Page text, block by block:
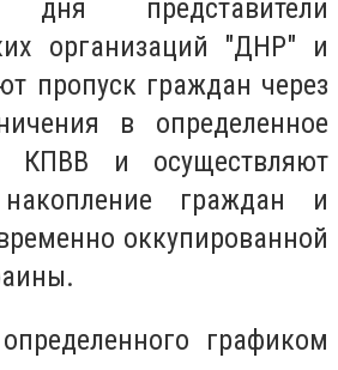
представители
организаций "ДНР" и
пропуск граждан через
в определенное
КПВВ и осуществляют
накопление граждан и
оккупированной
графиком